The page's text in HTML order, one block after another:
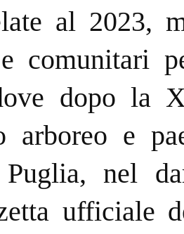
al 2023,
comunitari
dopo la
arboreo e
nel
ufficiale